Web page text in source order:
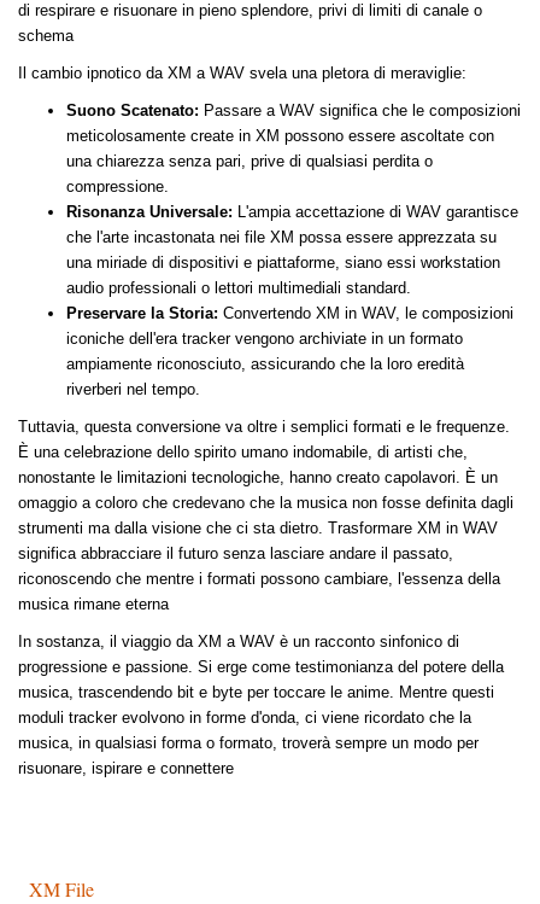
di respirare e risuonare in pieno splendore, privi di limiti di canale o
schema
Il cambio ipnotico da XM a WAV svela una pletora di meraviglie:
Suono Scatenato: Passare a WAV significa che le composizioni
meticolosamente create in XM possono essere ascoltate con
una chiarezza senza pari, prive di qualsiasi perdita o
compressione.
Risonanza Universale: L'ampia accettazione di WAV garantisce
che l'arte incastonata nei file XM possa essere apprezzata su
una miriade di dispositivi e piattaforme, siano essi workstation
audio professionali o lettori multimediali standard.
Preservare la Storia: Convertendo XM in WAV, le composizioni
iconiche dell'era tracker vengono archiviate in un formato
ampiamente riconosciuto, assicurando che la loro eredità
riverberi nel tempo.
Tuttavia, questa conversione va oltre i semplici formati e le frequenze.
È una celebrazione dello spirito umano indomabile, di artisti che,
nonostante le limitazioni tecnologiche, hanno creato capolavori. È un
omaggio a coloro che credevano che la musica non fosse definita dagli
strumenti ma dalla visione che ci sta dietro. Trasformare XM in WAV
significa abbracciare il futuro senza lasciare andare il passato,
riconoscendo che mentre i formati possono cambiare, l'essenza della
musica rimane eterna
In sostanza, il viaggio da XM a WAV è un racconto sinfonico di
progressione e passione. Si erge come testimonianza del potere della
musica, trascendendo bit e byte per toccare le anime. Mentre questi
moduli tracker evolvono in forme d'onda, ci viene ricordato che la
musica, in qualsiasi forma o formato, troverà sempre un modo per
risuonare, ispirare e connettere
XM File